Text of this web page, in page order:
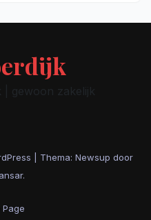
| gewoon zakelijk
Thema: Newsup door
.
Page